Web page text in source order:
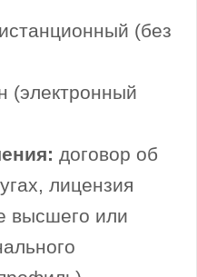
(без
(электронный
договор об
лицензия
высшего или